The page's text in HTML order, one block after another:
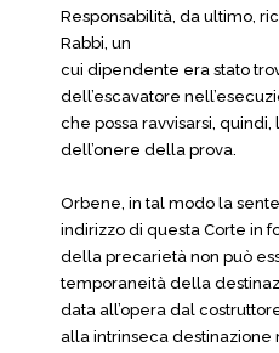
Responsabilità, da ultimo,
Rabbi, un
cui dipendente era stato
dell’escavatore
che possa ravvisarsi,
dell’onere della prova.
Orbene, in tal modo la
indirizzo di questa Corte in
della precarietà non può
temporaneità della
data all’opera dal
alla intrinseca